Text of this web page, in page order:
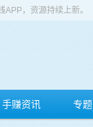
，资源持续上新。
手赚资讯 专题